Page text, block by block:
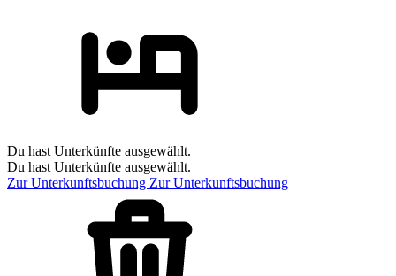
Du hast Unterkünfte ausgewählt.
Du hast Unterkünfte ausgewählt.
Zur Unterkunftsbuchung Zur Unterkunftsbuchung